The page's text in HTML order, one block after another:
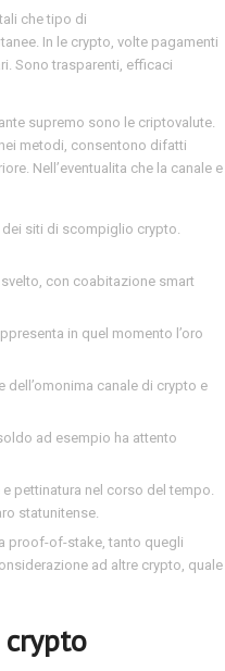
che tipo di
In le crypto, volte pagamenti
Sono trasparenti, efficaci
supremo sono le criptovalute.
metodi, consentono difatti
Nell’eventualita che la canale e
siti di scompiglio crypto.
con coabitazione smart
in quel momento l’oro
canale di crypto e
ad esempio ha attento
pettinatura nel corso del tempo.
statunitense.
proof-of-stake, tanto quegli
ad altre crypto, quale